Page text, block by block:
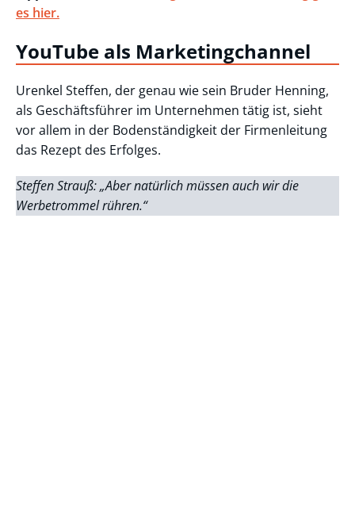
es hier.
YouTube als Marketingchannel
Urenkel Steffen, der genau wie sein Bruder Henning,
als Geschäftsführer im Unternehmen tätig ist, sieht
vor allem in der Bodenständigkeit der Firmenleitung
das Rezept des Erfolges.
Steffen Strauß: „Aber natürlich müssen auch wir die
Werbetrommel rühren.“